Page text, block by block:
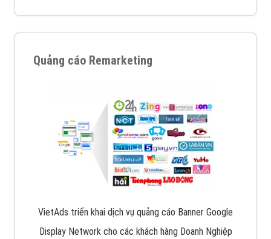
Quảng cáo Remarketing
VietAds triển khai dịch vụ quảng cáo Banner Google
Display Network cho các khách hàng Doanh Nghiệp